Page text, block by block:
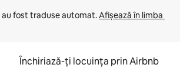
au fost traduse automat. Afișează în limba
Închiriază-ți locuința prin Airbnb